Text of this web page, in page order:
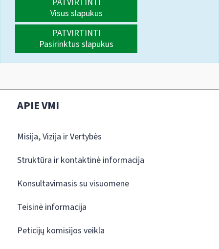
Visus slapukus
PATVIRTINTI
Pasirinktus slapukus
APIE VMI
Misija, Vizija ir Vertybės
Struktūra ir kontaktinė informacija
Konsultavimasis su visuomene
Teisinė informacija
Peticijų komisijos veikla